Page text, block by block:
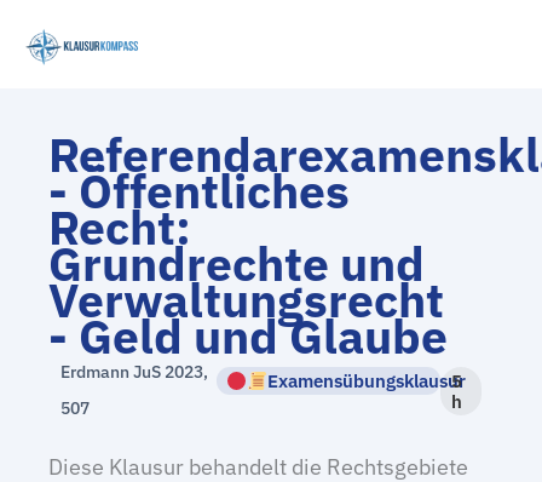
Inhalt
- Öffentliches
Recht:
Grundrechte und
Verwaltungsrecht
- Geld und Glaube
Erdmann JuS 2023,
507
Examensübungsklausur
5
h
Diese Klausur behandelt die Rechtsgebiete